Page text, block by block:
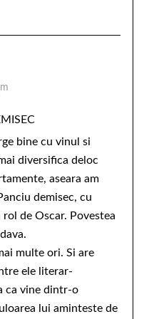
bine cu vinul si
diversifica deloc
aseara am
demisec, cu
de Oscar. Povestea
multe ori. Si are
ele literar-
ca vine dintr-o
lui aminteste de